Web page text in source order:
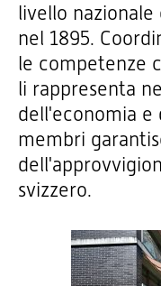
livello
nel 1895.
le competenze
li rappresenta
dell'economia e
membri
svizzero.